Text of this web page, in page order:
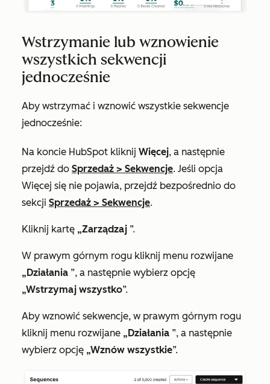
Wstrzymanie lub wznowienie
wszystkich sekwencji
jednocześnie
Aby wstrzymać i wznowić wszystkie sekwencje
jednocześnie:
Na koncie HubSpot kliknij Więcej, a następnie
przejdź do Sprzedaż > Sekwencje. Jeśli opcja
Więcej się nie pojawia, przejdź bezpośrednio do
sekcji Sprzedaż > Sekwencje.
Kliknij kartę „Zarządzaj ”.
W prawym górnym rogu kliknij menu rozwijane
„Działania ”, a następnie wybierz opcję
„Wstrzymaj wszystko”.
Aby wznowić sekwencje, w prawym górnym rogu
kliknij menu rozwijane „Działania ”, a następnie
wybierz opcję „Wznów wszystkie”.